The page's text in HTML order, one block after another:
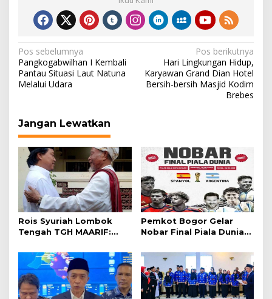
Navigasi
pos
Pos sebelumnya
Pangkogabwilhan I Kembali
Pantau Situasi Laut Natuna
Melalui Udara
Pos berikutnya
Hari Lingkungan Hidup,
Karyawan Grand Dian Hotel
Bersih-bersih Masjid Kodim
Brebes
Jangan Lewatkan
Rois Syuriah Lombok
Tengah TGH MAARIF:
Abad Kedua NU”
Pemkot Bogor Gelar
Nobar Final Piala Dunia